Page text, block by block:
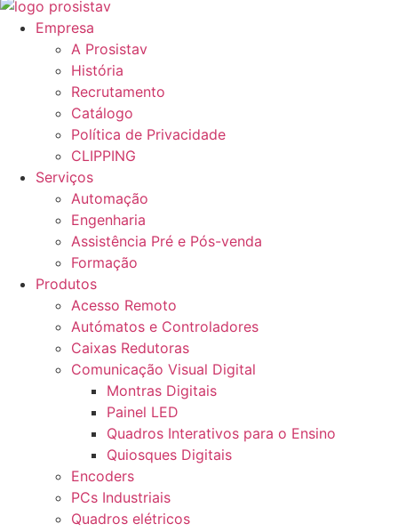
Empresa
A Prosistav
História
Recrutamento
Catálogo
Política de Privacidade
CLIPPING
Serviços
Automação
Engenharia
Assistência Pré e Pós-venda
Formação
Produtos
Acesso Remoto
Autómatos e Controladores
Caixas Redutoras
Comunicação Visual Digital
Montras Digitais
Painel LED
Quadros Interativos para o Ensino
Quiosques Digitais
Encoders
PCs Industriais
Quadros elétricos